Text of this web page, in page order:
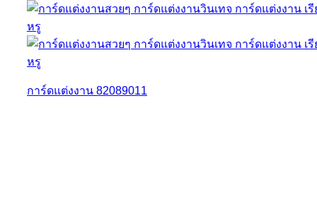
การ์ดแต่งงาน 82089011